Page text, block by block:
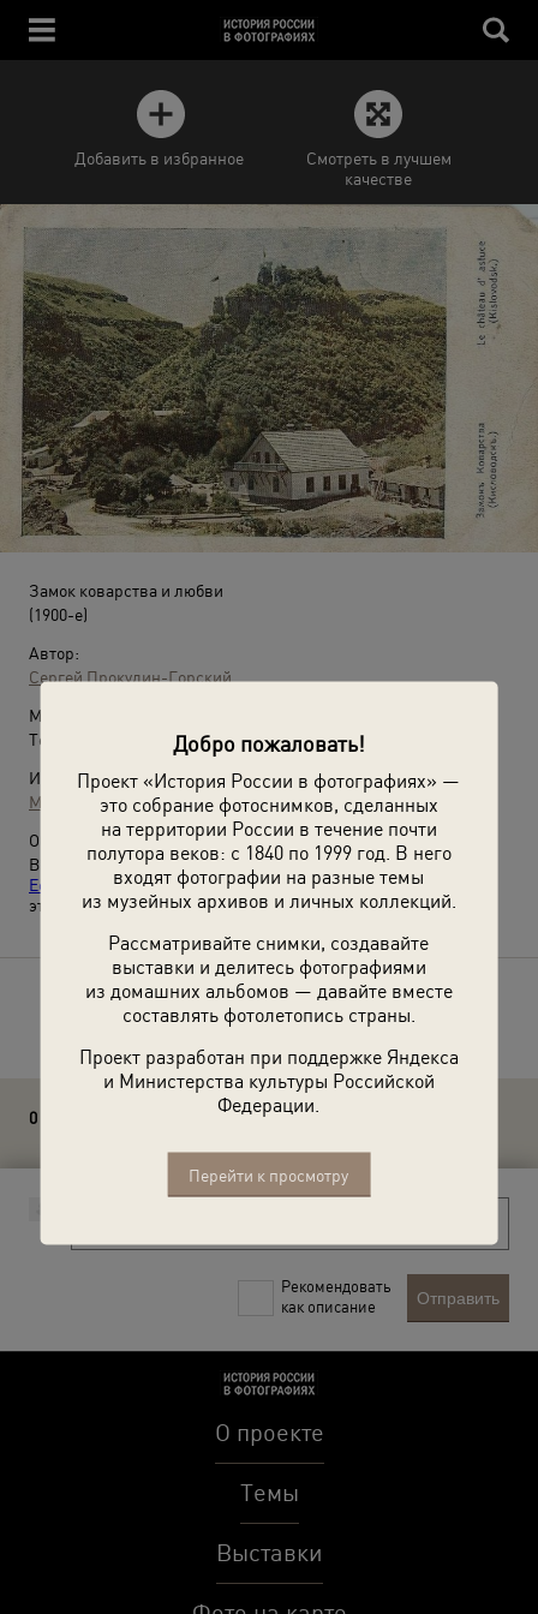
Добро пожаловать!
Проект «История России в фотографиях» —
это собрание фотоснимков, сделанных
на территории России в течение почти
полутора веков: с 1840 по 1999 год. В него
входят фотографии на разные темы
из музейных архивов и личных коллекций.
Рассматривайте снимки, создавайте
выставки и делитесь фотографиями
из домашних альбомов — давайте вместе
составлять фотолетопись страны.
Проект разработан при поддержке Яндекса
и Министерства культуры Российской
Федерации.
Перейти к просмотру
Добавить в избранное
Смотреть в лучшем
качестве
Замок коварства и любви
(1900-е)
Автор:
Сергей Прокудин-Горский
Место съемки:
Терская обл., станица Кисловодская
Источники:
МАММ / МДФ
О фотографии:
Выставки:«Кавказские Минеральные Воды: Кисловодск,
Ессентуки, Пятигорск, Железноводск»,«Живые открытки»
этой фотографией.
Расскажите друзьям об этом фото
0 комментариев
Рекомендовать
как описание
Отправить
О проекте
Темы
Выставки